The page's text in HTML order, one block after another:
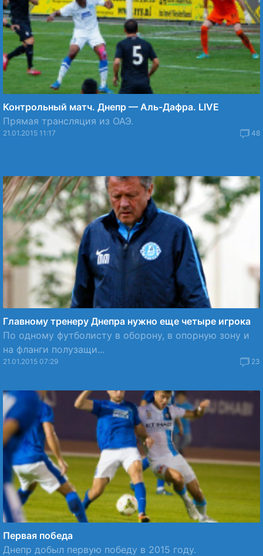
Контрольный матч. Днепр — Аль-Дафра. LIVE
Прямая трансляция из ОАЭ.
21.01.2015 11:17 48
Главному тренеру Днепра нужно еще четыре игрока
По одному футболисту в оборону, в опорную зону и
на фланги полузащи...
21.01.2015 07:29 23
Первая победа
Днепр добыл первую победу в 2015 году.